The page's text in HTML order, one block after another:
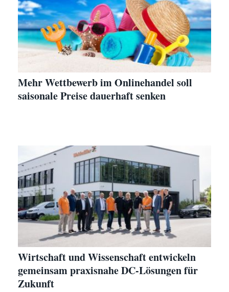
Mehr Wettbewerb im Onlinehandel soll
saisonale Preise dauerhaft senken
Wirtschaft und Wissenschaft entwickeln
gemeinsam praxisnahe DC-Lösungen für
Zukunft